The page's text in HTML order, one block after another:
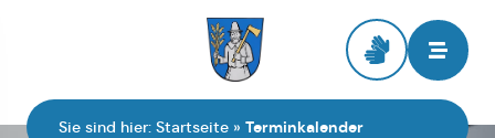
Sie sind hier: Startseite » Terminkalender